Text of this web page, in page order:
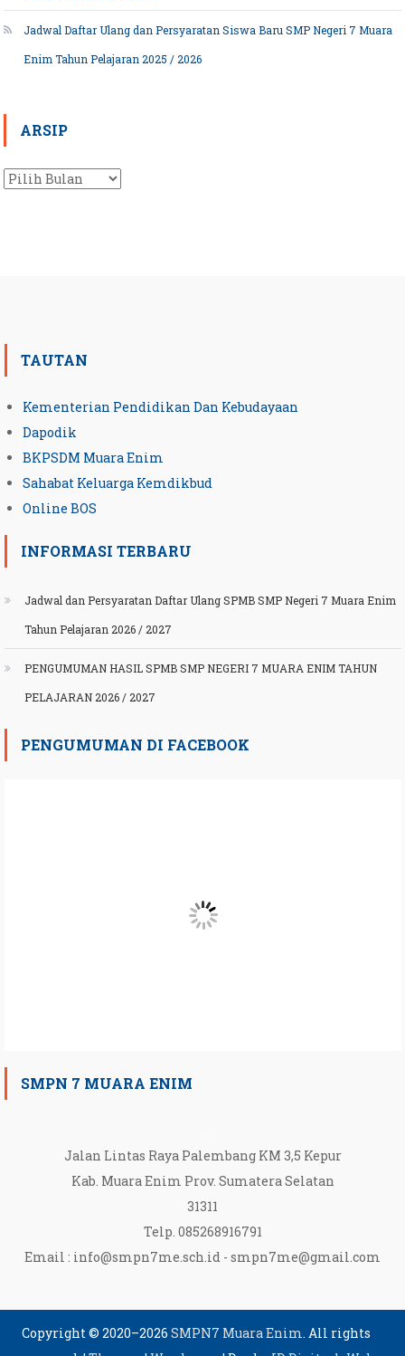
Jadwal Daftar Ulang dan Persyaratan Siswa Baru SMP Negeri 7 Muara
Enim Tahun Pelajaran 2025 / 2026
ARSIP
Arsip
TAUTAN
Kementerian Pendidikan Dan Kebudayaan
Dapodik
BKPSDM Muara Enim
Sahabat Keluarga Kemdikbud
Online BOS
INFORMASI TERBARU
Jadwal dan Persyaratan Daftar Ulang SPMB SMP Negeri 7 Muara Enim
Tahun Pelajaran 2026 / 2027
PENGUMUMAN HASIL SPMB SMP NEGERI 7 MUARA ENIM TAHUN
PELAJARAN 2026 / 2027
PENGUMUMAN DI FACEBOOK
SMPN 7 MUARA ENIM
Jalan Lintas Raya Palembang KM 3,5 Kepur
Kab. Muara Enim Prov. Sumatera Selatan
31311
Telp. 085268916791
Email : info@smpn7me.sch.id -smpn7me@gmail.com
Copyright © 2020–2026SMPN7 Muara Enim. All rights